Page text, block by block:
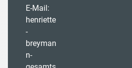
E-Mail:
henriette
-
breyman
n-